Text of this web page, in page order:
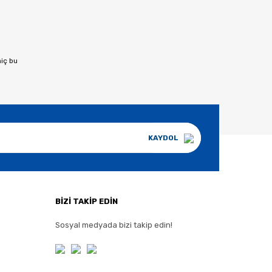
bu
KAYDOL
BİZİ TAKİP EDİN
Sosyal medyada bizi takip edin!